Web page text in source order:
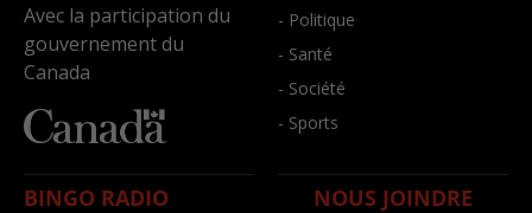
Avec la participation du
gouvernement du
Canada
- Politique
- Santé
- Société
- Sports
BINGO RADIO NOUS JOINDRE